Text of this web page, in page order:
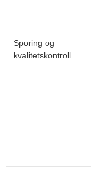
Sporing og
kvalitetskontroll